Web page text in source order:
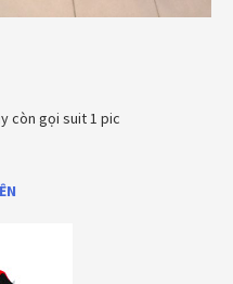
còn gọi suit 1 pic